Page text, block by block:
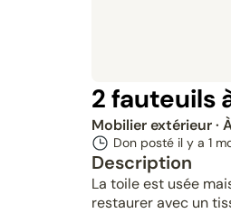
2 fauteuils
Mobilier extérieur·
Don posté il y a 1
Description
La toile est usée
restaurer avec un